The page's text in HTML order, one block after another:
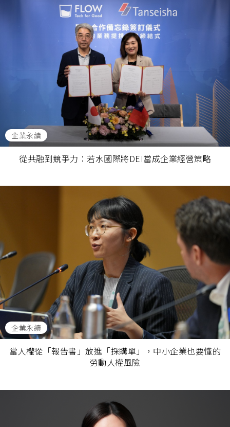
企業永續
從共融到競爭力：若水國際將DEI當成企業經營策略
企業永續
當人權從「報告書」放進「採購單」，中小企業也要懂的
勞動人權風險